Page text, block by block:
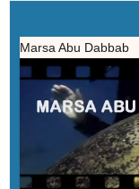
Marsa Abu Dabbab